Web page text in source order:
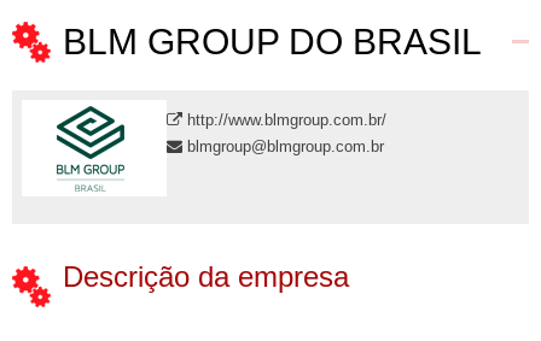
BLM GROUP DO BRASIL
http://www.blmgroup.com.br/
blmgroup@blmgroup.com.br
Descrição da empresa